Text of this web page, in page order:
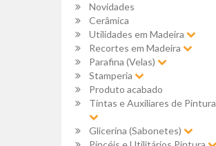
Novidades
Cerâmica
Utilidades em Madeira
Recortes em Madeira
Parafina (Velas)
Stamperia
Produto acabado
Tintas e Auxiliares de Pintura
Glicerina (Sabonetes)